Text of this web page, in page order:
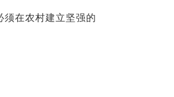
须在农村建立坚强的